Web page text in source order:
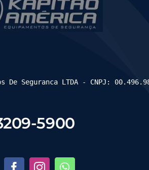
5900
De Seguranca LTDA - CNPJ: